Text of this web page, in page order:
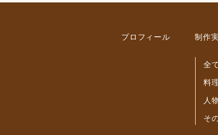
プロフィール 制作
全
料
人
そ